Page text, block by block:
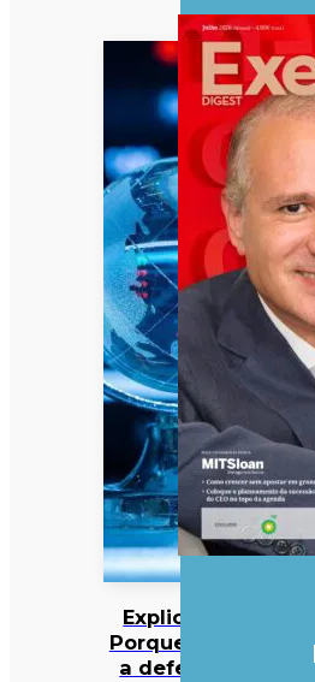
Explicador:
Porque é que
a defesa se